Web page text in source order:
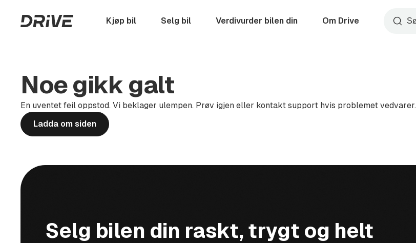
hovedinnhold
Startside Kjøp bil Selg bil Verdivurder bilen din Om Drive Søk
Noe gikk galt
En uventet feil oppstod. Vi beklager ulempen. Prøv igjen eller kontakt support hvis problemet vedvarer.
Ladda om siden
Selg bilen din raskt, trygt og helt